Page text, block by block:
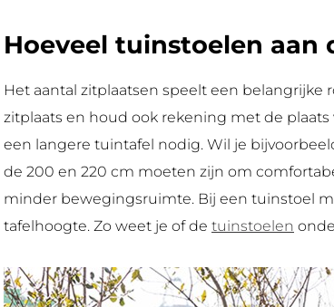
Hoeveel tuinstoelen aan
Het aantal zitplaatsen speelt een
zitplaats en houd ook rekening met de
een langere tuintafel nodig. Wil je
de 200 en 220 cm moeten zijn om
minder bewegingsruimte. Bij een tuinstoel
tafelhoogte. Zo weet je of de tuinstoelen